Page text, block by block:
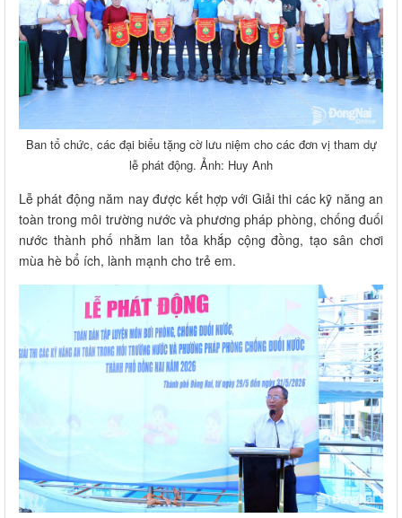
Ban tổ chức, các đại biểu tặng cờ lưu niệm cho các đơn vị tham dự
lễ phát động. Ảnh: Huy Anh
Lễ phát động năm nay được kết hợp với Giải thi các kỹ năng an
toàn trong môi trường nước và phương pháp phòng, chống đuối
nước thành phố nhằm lan tỏa khắp cộng đồng, tạo sân chơi
mùa hè bổ ích, lành mạnh cho trẻ em.